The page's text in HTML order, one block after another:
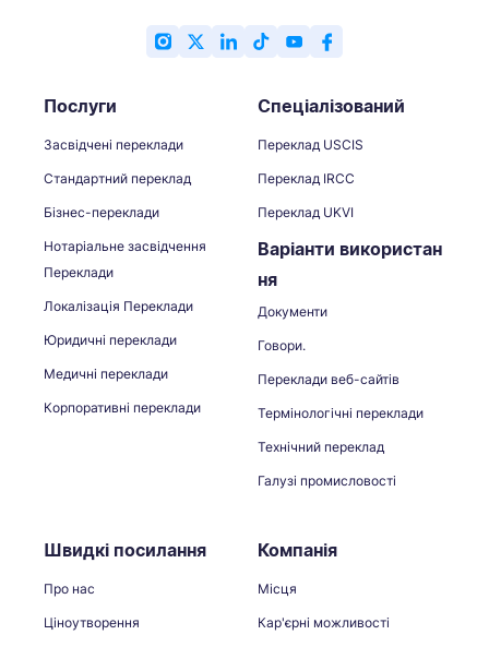
Послуги
Засвідчені переклади
Стандартний переклад
Бізнес-переклади
Нотаріальне засвідчення
Переклади
Локалізація Переклади
Юридичні переклади
Медичні переклади
Корпоративні переклади
Спеціалізований
Переклад USCIS
Переклад IRCC
Переклад UKVI
Варіанти використан
ня
Документи
Говори.
Переклади веб-сайтів
Термінологічні переклади
Технічний переклад
Галузі промисловості
Швидкі посилання
Про нас
Ціноутворення
Компанія
Місця
Кар'єрні можливості